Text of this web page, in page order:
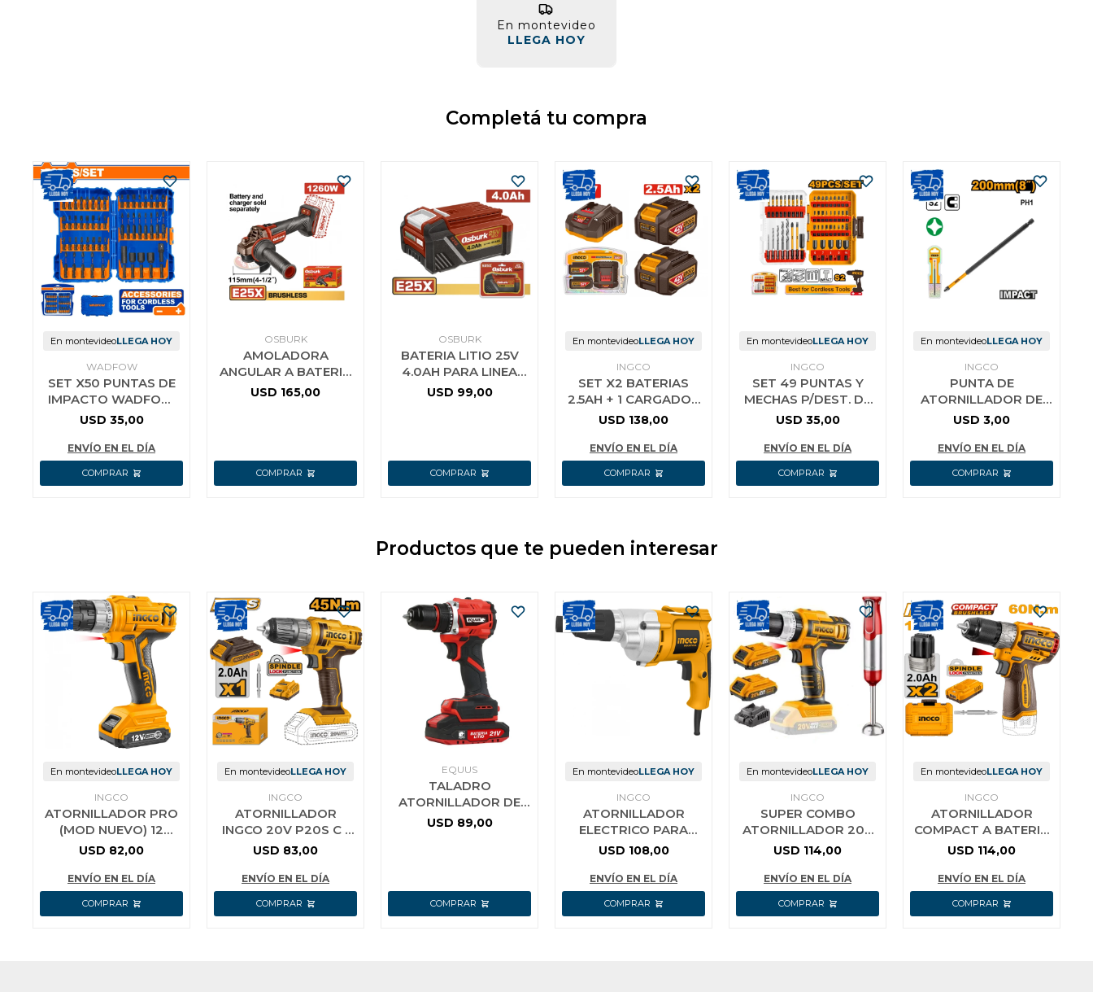
En montevideo
LLEGA HOY
Completá tu compra
En montevideoLLEGA HOY
WADFOW
SET X50 PUNTAS DE
IMPACTO WADFOW
WSV2005
USD 35,00
ENVÍO EN EL DÍA
OSBURK
AMOLADORA
ANGULAR A BATERIA
25V E25X 115MM (4-
USD 165,00
OSBURK
BATERIA LITIO 25V
4.0AH PARA LINEA
E25X USO INDUSTRIAL
USD 99,00
En montevideoLLEGA HOY
INGCO
SET X2 BATERIAS
2.5AH + 1 CARGADOR
42V P42M INGCO
USD 138,00
ENVÍO EN EL DÍA
En montevideoLLEGA HOY
INGCO
SET 49 PUNTAS Y
MECHAS P/DEST. DE
IMPAC INGCO
USD 35,00
ENVÍO EN EL DÍA
En montevideoLLEGA HOY
INGCO
PUNTA DE
ATORNILLADOR DE
IMPACTO 8´´ INGCO
USD 3,00
ENVÍO EN EL DÍA
Productos que te pueden interesar
En montevideoLLEGA HOY
INGCO
ATORNILLADOR PRO
(MOD NUEVO) 12
VOLT 1 BAT CDLI1221
USD 82,00
ENVÍO EN EL DÍA
En montevideoLLEGA HOY
INGCO
ATORNILLADOR
INGCO 20V P20S C 1
BATERIA Y
CDLI200518
USD 83,00
ENVÍO EN EL DÍA
EQUUS
TALADRO
ATORNILLADOR DE
IMPACTO
USD 89,00
En montevideoLLEGA HOY
INGCO
ATORNILLADOR
ELECTRICO PARA
YESO INGCO ESD5501
ENCASTRE 1/4 CON 6
USD 108,00
ENVÍO EN EL DÍA
En montevideoLLEGA HOY
INGCO
SUPER COMBO
ATORNILLADOR 20V
+ MIXER DECAKILA
USD 114,00
ENVÍO EN EL DÍA
En montevideoLLEGA HOY
INGCO
ATORNILLADOR
COMPACT A BATERIA
16V M16 C 2 BAT
CDLI16682
USD 114,00
ENVÍO EN EL DÍA